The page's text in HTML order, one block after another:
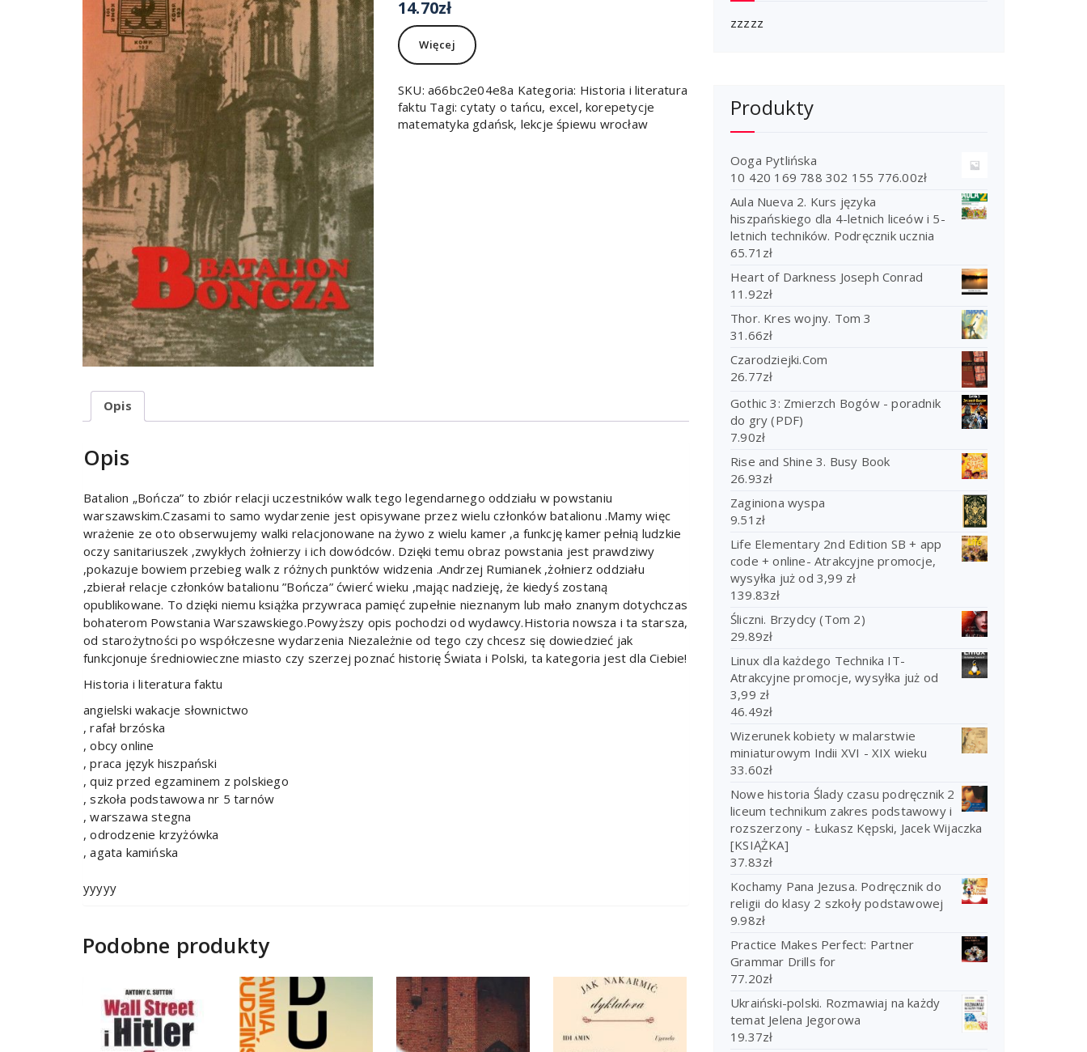
14.70zł
Więcej
SKU: a66bc2e04e8a Kategoria: Historia i literatura
faktu Tagi:cytaty o tańcu, excel,korepetycje
matematyka gdańsk, lekcje śpiewu wrocław
Opis
Opis
Batalion „Bończa” to zbiór relacji uczestników walk tego legendarnego oddziału w powstaniu
warszawskim.Czasami to samo wydarzenie jest opisywane przez wielu członków batalionu .Mamy więc
wrażenie ze oto obserwujemy walki relacjonowane na żywo z wielu kamer ,a funkcję kamer pełnią ludzkie
oczy sanitariuszek ,zwykłych żołnierzy i ich dowódców. Dzięki temu obraz powstania jest prawdziwy
,pokazuje bowiem przebieg walk z różnych punktów widzenia .Andrzej Rumianek ,żołnierz oddziału
,zbierał relacje członków batalionu ”Bończa” ćwierć wieku ,mając nadzieję, że kiedyś zostaną
opublikowane. To dzięki niemu książka przywraca pamięć zupełnie nieznanym lub mało znanym dotychczas
bohaterom Powstania Warszawskiego.Powyższy opis pochodzi od wydawcy.Historia nowsza i ta starsza,
od starożytności po współczesne wydarzenia Niezależnie od tego czy chcesz się dowiedzieć jak
funkcjonuje średniowieczne miasto czy szerzej poznać historię Świata i Polski, ta kategoria jest dla Ciebie!
Historia i literatura faktu
angielski wakacje słownictwo
, rafał brzóska
, obcy online
, praca język hiszpański
, quiz przed egzaminem z polskiego
, szkoła podstawowa nr 5 tarnów
, warszawa stegna
, odrodzenie krzyżówka
, agata kamińska
yyyyy
Podobne produkty
zzzzz
Produkty
Ooga Pytlińska
10 420 169 788 302 155 776.00zł
Aula Nueva 2. Kurs języka
hiszpańskiego dla 4-letnich liceów i 5-
letnich techników. Podręcznik ucznia
65.71 zł
Heart of Darkness Joseph Conrad
11.92zł
Thor. Kres wojny. Tom 3
31.66zł
Czarodziejki.Com
26.77zł
Gothic 3: Zmierzch Bogów - poradnik
do gry (PDF)
7.90zł
Rise and Shine 3. Busy Book
26.93zł
Zaginiona wyspa
9.51 zł
Life Elementary 2nd Edition SB + app
code + online- Atrakcyjne promocje,
wysyłka już od 3,99 zł
139.83zł
Śliczni. Brzydcy (Tom 2)
29.89zł
Linux dla każdego Technika IT-
Atrakcyjne promocje, wysyłka już od
3,99 zł
46.49zł
Wizerunek kobiety w malarstwie
miniaturowym Indii XVI - XIX wieku
33.60zł
Nowe historia Ślady czasu podręcznik 2
liceum technikum zakres podstawowy i
rozszerzony - Łukasz Kępski, Jacek Wijaczka
[KSIĄŻKA]
37.83zł
Kochamy Pana Jezusa. Podręcznik do
religii do klasy 2 szkoły podstawowej
9.98zł
Practice Makes Perfect: Partner
Grammar Drills for
77.20zł
Ukraiński-polski. Rozmawiaj na każdy
temat Jelena Jegorowa
19.37zł